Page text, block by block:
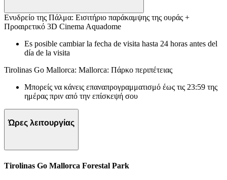
Ενυδρείο της Πάλμα: Εισιτήριο παράκαμψης της ουράς +
Προαιρετικό 3D Cinema Aquadome
Es posible cambiar la fecha de visita hasta 24 horas antes del
día de la visita
Tirolinas Go Mallorca: Mallorca: Πάρκο περιπέτειας
Μπορείς να κάνεις επαναπρογραμματισμό έως τις 23:59 της
ημέρας πριν από την επίσκεψή σου
Ώρες λειτουργίας
Tirolinas Go Mallorca Forestal Park